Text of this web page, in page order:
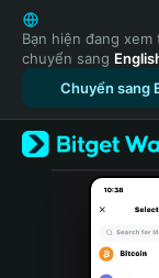
English
日本語
Tiếng Việt
Русский
Español
Türkçe
Italiano
Bạn hiện đang xem
chuyển sang
Chuyển sang